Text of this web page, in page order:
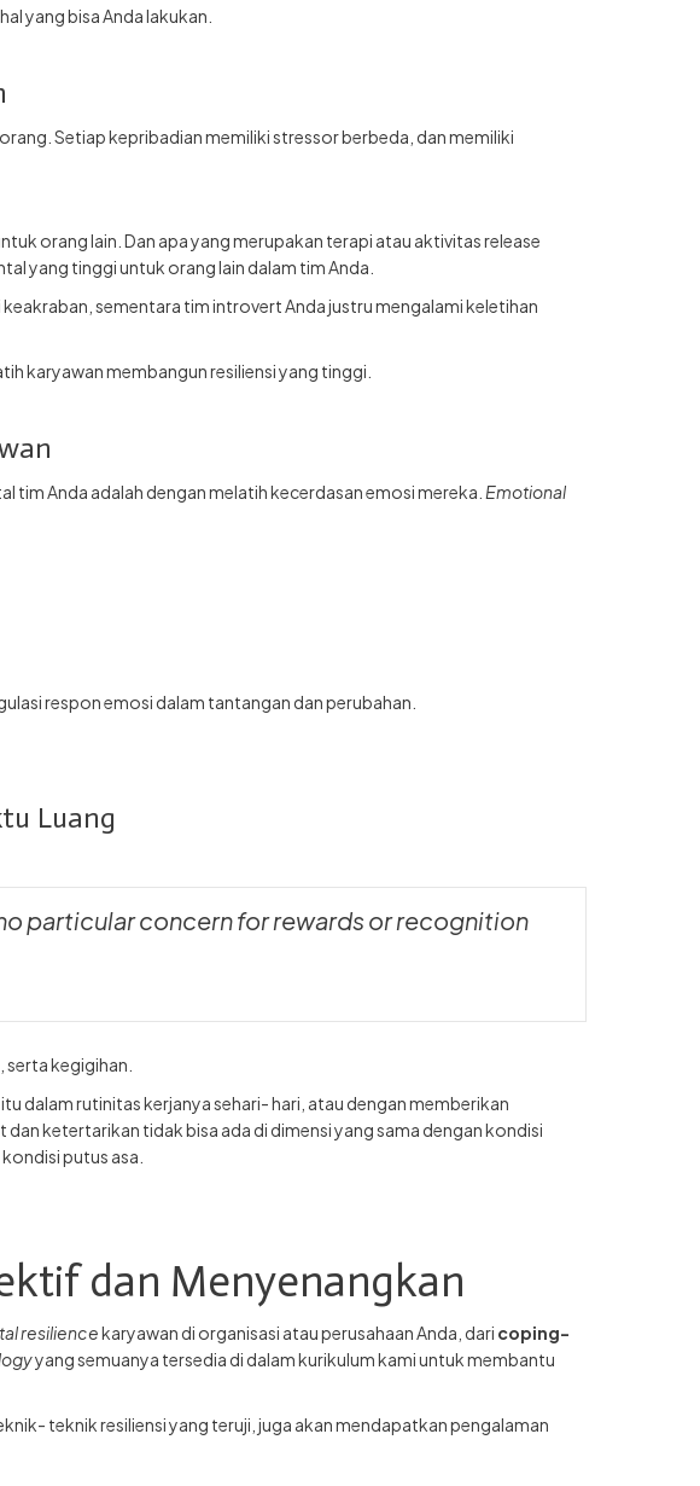
yang bisa Anda lakukan.
Setiap kepribadian memiliki stressor berbeda, dan memiliki
orang lain. Dan apa yang merupakan terapi atau aktivitas release
yang tinggi untuk orang lain dalam tim Anda.
sementara tim introvert Anda justru mengalami keletihan
karyawan membangun resiliensi yang tinggi.
tim Anda adalah dengan melatih kecerdasan emosi mereka. Emotional
respon emosi dalam tantangan dan perubahan.
Luang
particular concern for rewards or recognition
kegigihan.
dalam rutinitas kerjanya sehari- hari, atau dengan memberikan
ketertarikan tidak bisa ada di dimensi yang sama dengan kondisi
putus asa.
dan Menyenangkan
resiliencekaryawan di organisasi atau perusahaan Anda, dari coping-
yang semuanya tersedia di dalam kurikulum kami untuk membantu
teknik resiliensi yang teruji, juga akan mendapatkan pengalaman